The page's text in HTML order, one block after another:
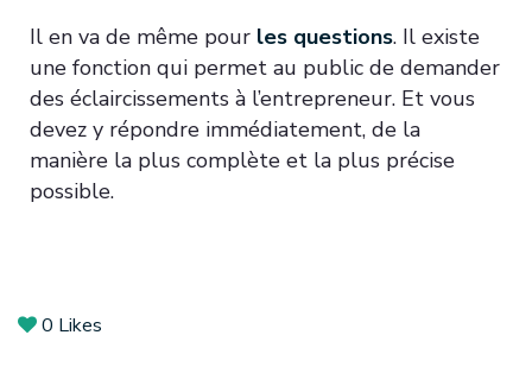
Il en va de même pour les questions. Il existe
une fonction qui permet au public de demander
des éclaircissements à l’entrepreneur. Et vous
devez y répondre immédiatement, de la
manière la plus complète et la plus précise
possible.
0 Likes